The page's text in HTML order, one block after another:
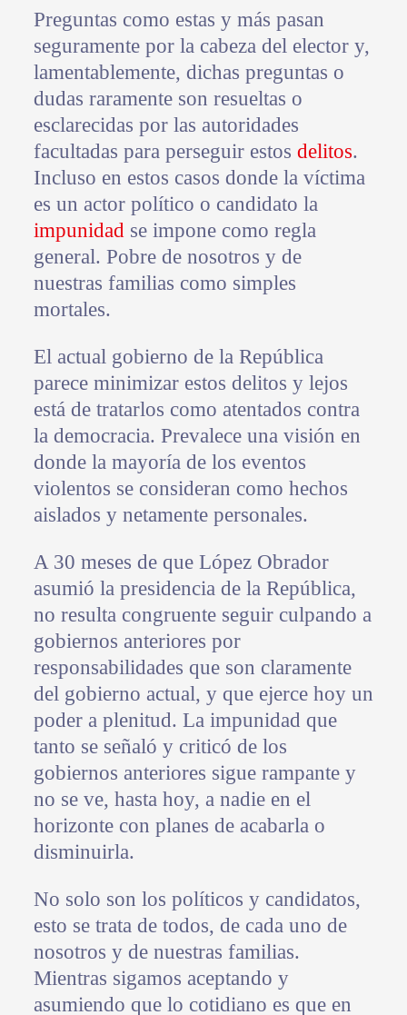
Preguntas como estas y más pasan
seguramente por la cabeza del elector y,
lamentablemente, dichas preguntas o
dudas raramente son resueltas o
esclarecidas por las autoridades
facultadas para perseguir estos delitos.
Incluso en estos casos donde la víctima
es un actor político o candidato la
impunidadse impone como regla
general. Pobre de nosotros y de
nuestras familias como simples
mortales.
El actual gobierno de la República
parece minimizar estos delitos y lejos
está de tratarlos como atentados contra
la democracia. Prevalece una visión en
donde la mayoría de los eventos
violentos se consideran como hechos
aislados y netamente personales.
A 30 meses de que López Obrador
asumió la presidencia de la República,
no resulta congruente seguir culpando a
gobiernos anteriores por
responsabilidades que son claramente
del gobierno actual, y que ejerce hoy un
poder a plenitud. La impunidad que
tanto se señaló y criticó de los
gobiernos anteriores sigue rampante y
no se ve, hasta hoy, a nadie en el
horizonte con planes de acabarla o
disminuirla.
No solo son los políticos y candidatos,
esto se trata de todos, de cada uno de
nosotros y de nuestras familias.
Mientras sigamos aceptando y
asumiendo que lo cotidiano es que en